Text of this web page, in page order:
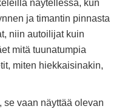
näytellessä, kun
ja timantin pinnasta
niin autoilijat kuin
mitä tuunatumpia
miten hiekkaisinakin,
se vaan näyttää olevan